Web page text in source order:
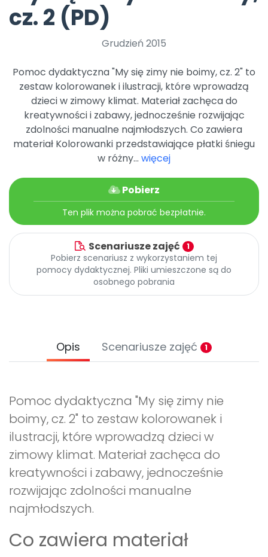
Archiwalne numery
Promocje
cz. 2 (PD)
Grudzień 2015
Pomoc dydaktyczna "My się zimy nie boimy, cz. 2" to
zestaw kolorowanek i ilustracji, które wprowadzą
dzieci w zimowy klimat. Materiał zachęca do
kreatywności i zabawy, jednocześnie rozwijając
zdolności manualne najmłodszych. Co zawiera
materiał Kolorowanki przedstawiające płatki śniegu
w różny... więcej
Pobierz
Ten plik można pobrać bezpłatnie.
Scenariusze zajęć 1
Pobierz scenariusz z wykorzystaniem tej
pomocy dydaktycznej. Pliki umieszczone są do
osobnego pobrania
Opis Scenariusze zajęć 1
Pomoc dydaktyczna "My się zimy nie
boimy, cz. 2" to zestaw kolorowanek i
ilustracji, które wprowadzą dzieci w
zimowy klimat. Materiał zachęca do
kreatywności i zabawy, jednocześnie
rozwijając zdolności manualne
najmłodszych.
Co zawiera materiał